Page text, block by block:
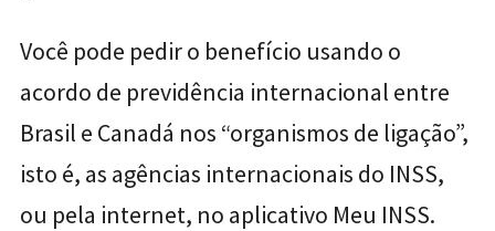
Você pode pedir o benefício usando o
acordo de previdência internacional entre
Brasil e Canadá nos “organismos de ligação”,
isto é, as agências internacionais do INSS,
ou pela internet, no aplicativo Meu INSS.